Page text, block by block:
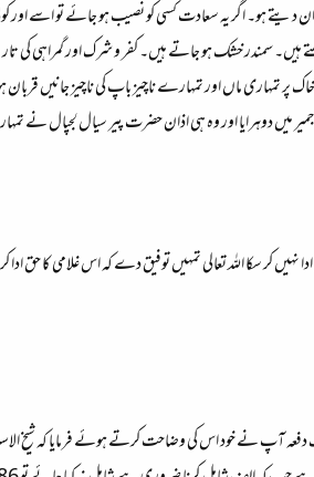
ہو۔ اگر یہ سعادت کسی کو نصیب ہو جائے تو اسے اور
سمندر خشک ہو جاتے ہیں۔ کفر و شرک اور گمراہی کی
تمہاری ماں اور تمہارے ناچیز باپ کی ناچیز جانیں قربان
اور وہ ہی اذان حضرت پیر سیال لجپال نے
کر سکا اللہ تعالی تمہیں توفیق دے کہ اس غلامی کا حق
کی زبان میں 786 لکھا جاتا ہے۔ مگر آپ دیکھ رہے ہیں کہ حضور ضیاء الامت نے 786کے بجائے 787لکھا۔ ایک دفعہ آپ نے خود اس کی وضاحت